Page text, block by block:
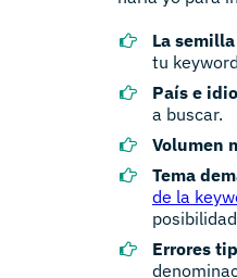
La
tu
País e
a buscar.
Volumen
Tema
de la
Errores